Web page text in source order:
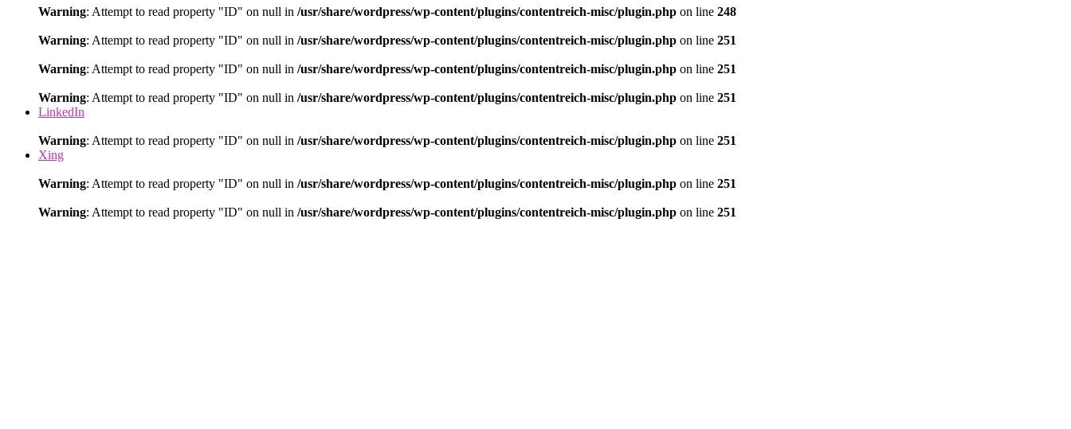
Warning: Attempt to read property "ID" on null in /usr/share/wordpress/wp-content/plugins/contentreich-misc/plugin.php on line 248
Warning: Attempt to read property "ID" on null in /usr/share/wordpress/wp-content/plugins/contentreich-misc/plugin.php on line 251
Warning: Attempt to read property "ID" on null in /usr/share/wordpress/wp-content/plugins/contentreich-misc/plugin.php on line 251
Warning: Attempt to read property "ID" on null in /usr/share/wordpress/wp-content/plugins/contentreich-misc/plugin.php on line 251
LinkedIn
Warning: Attempt to read property "ID" on null in /usr/share/wordpress/wp-content/plugins/contentreich-misc/plugin.php on line 251
Xing
Warning: Attempt to read property "ID" on null in /usr/share/wordpress/wp-content/plugins/contentreich-misc/plugin.php on line 251
Warning: Attempt to read property "ID" on null in /usr/share/wordpress/wp-content/plugins/contentreich-misc/plugin.php on line 251